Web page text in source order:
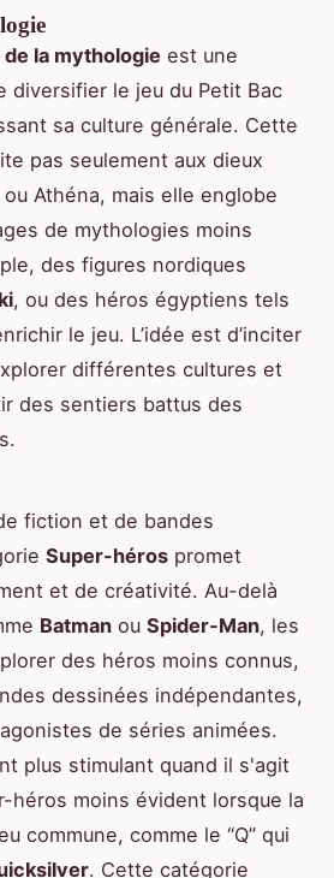
de la mythologie est une
diversifier le jeu du Petit Bac
sa culture générale. Cette
pas seulement aux dieux
Athéna, mais elle englobe
de mythologies moins
des figures nordiques
, ou des héros égyptiens tels
le jeu. L’idée est d’inciter
différentes cultures et
des sentiers battus des
fiction et de bandes
Super-héros promet
et de créativité. Au-delà
Batman ou Spider-Man, les
des héros moins connus,
dessinées indépendantes,
de séries animées.
plus stimulant quand il s'agit
héros moins évident lorsque la
commune, comme le “Q” qui
. Cette catégorie